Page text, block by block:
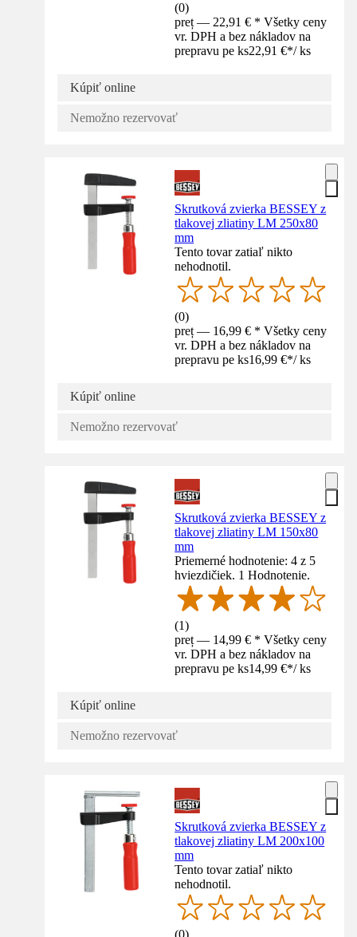
(0)
preț — 22,91 € * Všetky ceny
vr. DPH a bez nákladov na
prepravu pe ks22,91 €*/ ks
Kúpiť online
Nemožno rezervovať
Skrutková zvierka BESSEY z
tlakovej zliatiny LM 250x80
mm
Tento tovar zatiaľ nikto
nehodnotil.
(0)
preț — 16,99 € * Všetky ceny
vr. DPH a bez nákladov na
prepravu pe ks16,99 €*/ ks
Kúpiť online
Nemožno rezervovať
Skrutková zvierka BESSEY z
tlakovej zliatiny LM 150x80
mm
Priemerné hodnotenie: 4 z 5
hviezdičiek. 1 Hodnotenie.
(1)
preț — 14,99 € * Všetky ceny
vr. DPH a bez nákladov na
prepravu pe ks14,99 €*/ ks
Kúpiť online
Nemožno rezervovať
Skrutková zvierka BESSEY z
tlakovej zliatiny LM 200x100
mm
Tento tovar zatiaľ nikto
nehodnotil.
(0)